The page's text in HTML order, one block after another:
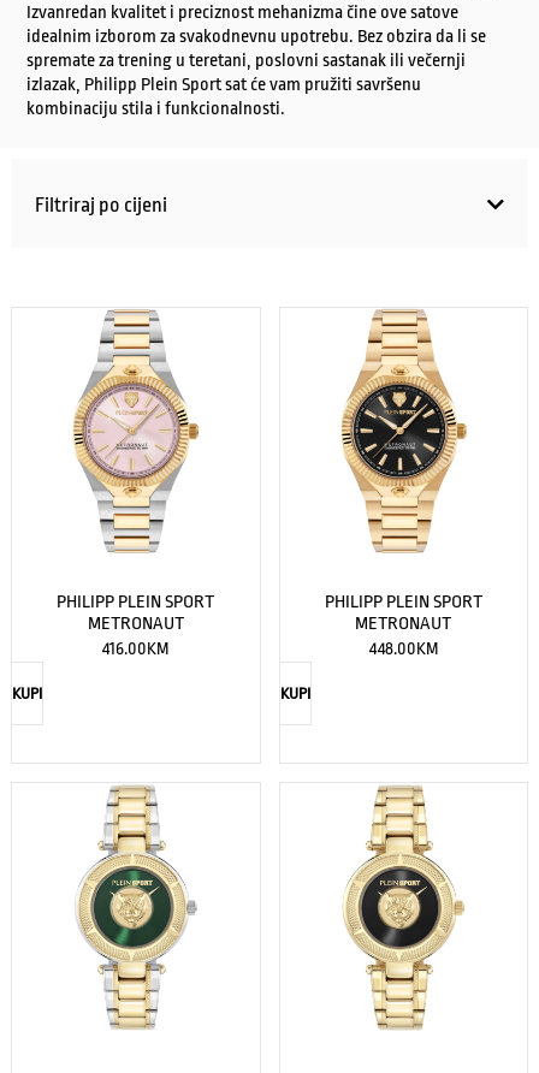
Izvanredan kvalitet i preciznost mehanizma čine ove satove
idealnim izborom za svakodnevnu upotrebu. Bez obzira da li se
spremate za trening u teretani, poslovni sastanak ili večernji
izlazak, Philipp Plein Sport sat će vam pružiti savršenu
kombinaciju stila i funkcionalnosti.
Filtriraj po cijeni
PHILIPP PLEIN SPORT
METRONAUT
416.00KM
KUPI
PHILIPP PLEIN SPORT
METRONAUT
448.00KM
KUPI